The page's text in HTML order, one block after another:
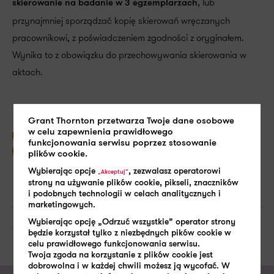
skierowanie na badanie w 3 egzemplarzach
przynajmniej sporządzać kopię skierowań wręczanych
pracownikowi, z poświadczeniem zgodności z oryginałem.
Wynika to z obowiązku do przechowywania skierowania w
aktach.
Pobierz za darmokalendarz kadrowego 2020 r. na obecny
miesiąc(kliknij)
Pracownik SHARE:
Grant Thornton przetwarza Twoje dane osobowe
w celu zapewnienia prawidłowego
funkcjonowania serwisu poprzez stosowanie
plików cookie.
Wybierając opcje„Akceptuj”, zezwalasz operatorowi
strony na używanie plików cookie, pikseli, znaczników
i podobnych technologii w celach analitycznych i
marketingowych.
Wybierając opcję „Odrzuć wszystkie” operator strony
będzie korzystał tylko z niezbędnych pików cookie w
celu prawidłowego funkcjonowania serwisu.
Twoja zgoda na korzystanie z plików cookie jest
dobrowolna i w każdej chwili możesz ją wycofać. W